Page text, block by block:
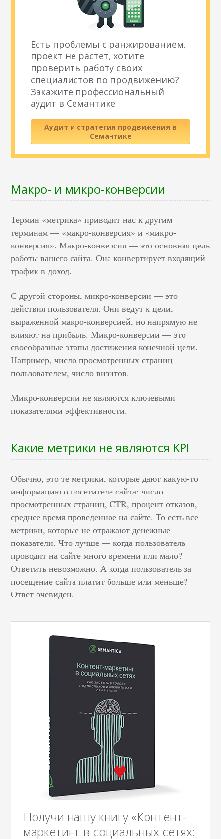
Есть проблемы с ранжированием,
проект не растет, хотите
проверить работу своих
специалистов по продвижению?
Закажите профессиональный
аудит в Семантике
Аудит и стратегия продвижения в
Семантике
Макро- и микро-конверсии
Термин «метрика» приводит нас к другим
терминам — «макро-конверсия» и «микро-
конверсия». Макро-конверсия — это основная цель
работы вашего сайта. Она конвертирует входящий
трафик в доход.
С другой стороны, микро-конверсии — это
действия пользователя. Они ведут к цели,
выраженной макро-конверсией, но напрямую не
влияют на прибыль. Микро-конверсии — это
своеобразные этапы достижения конечной цели.
Например, число просмотренных страниц
пользователем, число визитов.
Микро-конверсии не являются ключевыми
показателями эффективности.
Какие метрики не являются KPI
Обычно, это те метрики, которые дают какую-то
информацию о посетителе сайта: число
просмотренных страниц, CTR, процент отказов,
среднее время проведенное на сайте. То есть все
метрики, которые не отражают денежные
показатели. Что лучше — когда пользователь
проводит на сайте много времени или мало?
Ответить невозможно. А когда пользователь за
посещение сайта платит больше или меньше?
Ответ очевиден.
Получи нашу книгу «Контент-
маркетинг в социальных сетях: